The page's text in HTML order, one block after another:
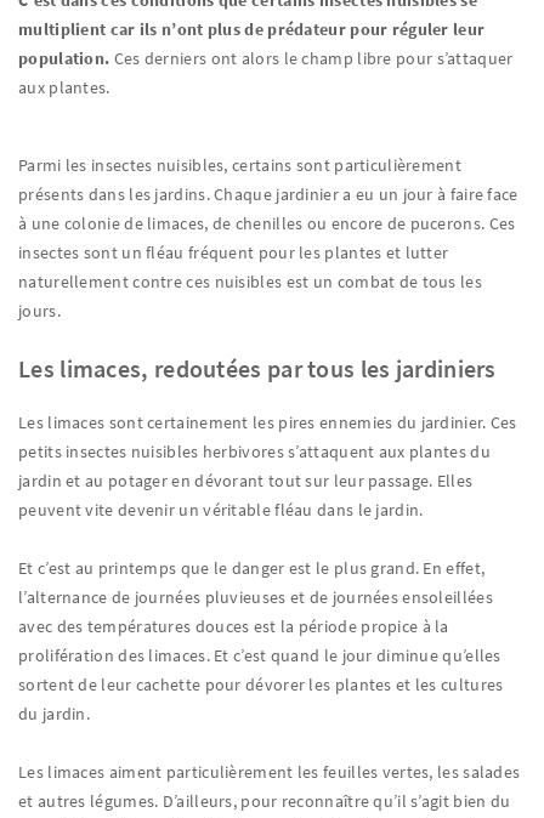
multiplient car ils n’ont plus de prédateur pour réguler leur
population. Ces derniers ont alors le champ libre pour s’attaquer
aux plantes.
Parmi les insectes nuisibles, certains sont particulièrement
présents dans les jardins. Chaque jardinier a eu un jour à faire face
à une colonie de limaces, de chenilles ou encore de pucerons. Ces
insectes sont un fléau fréquent pour les plantes et lutter
naturellement contre ces nuisibles est un combat de tous les
jours.
Les limaces, redoutées par tous les jardiniers
Les limaces sont certainement les pires ennemies du jardinier. Ces
petits insectes nuisibles herbivores s’attaquent aux plantes du
jardin et au potager en dévorant tout sur leur passage. Elles
peuvent vite devenir un véritable fléau dans le jardin.
Et c’est au printemps que le danger est le plus grand. En effet,
l’alternance de journées pluvieuses et de journées ensoleillées
avec des températures douces est la période propice à la
prolifération des limaces. Et c’est quand le jour diminue qu’elles
sortent de leur cachette pour dévorer les plantes et les cultures
du jardin.
Les limaces aiment particulièrement les feuilles vertes, les salades
et autres légumes. D’ailleurs, pour reconnaître qu’il s’agit bien du